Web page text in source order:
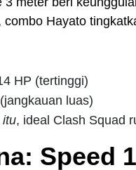
combo Hayato
HP (tertinggi)
luas)
itu, ideal Clash Squad
Speed